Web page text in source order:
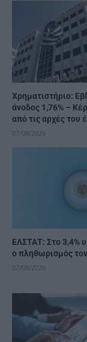
Χρηματιστήριο:
άνοδος 1,76% –
από τις αρχές του
07/08/2026
ΕΛΣΤΑΤ: Στο 3,4%
ο πληθωρισμός τον
07/08/2026